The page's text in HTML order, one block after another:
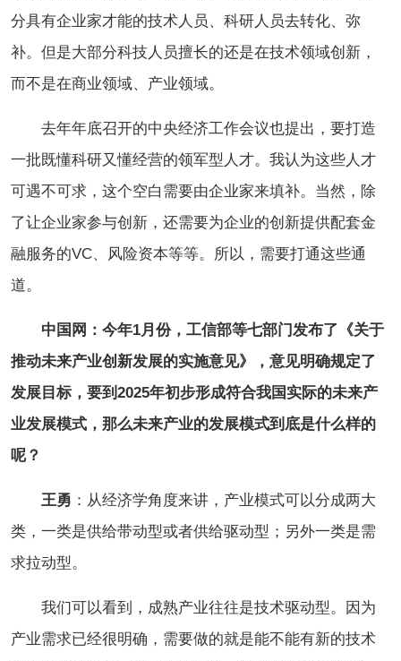
分具有企业家才能的技术人员、科研人员去转化、弥
补。但是大部分科技人员擅长的还是在技术领域创新，
而不是在商业领域、产业领域。
去年年底召开的中央经济工作会议也提出，要打造
一批既懂科研又懂经营的领军型人才。我认为这些人才
可遇不可求，这个空白需要由企业家来填补。当然，除
了让企业家参与创新，还需要为企业的创新提供配套金
融服务的VC、风险资本等等。所以，需要打通这些通
道。
中国网：今年1月份，工信部等七部门发布了《关于
推动未来产业创新发展的实施意见》，意见明确规定了
发展目标，要到2025年初步形成符合我国实际的未来产
业发展模式，那么未来产业的发展模式到底是什么样的
呢？
王勇 ：从经济学角度来讲，产业模式可以分成两大
类，一类是供给带动型或者供给驱动型；另外一类是需
求拉动型。
我们可以看到，成熟产业往往是技术驱动型。因为
产业需求已经很明确，需要做的就是能不能有新的技术